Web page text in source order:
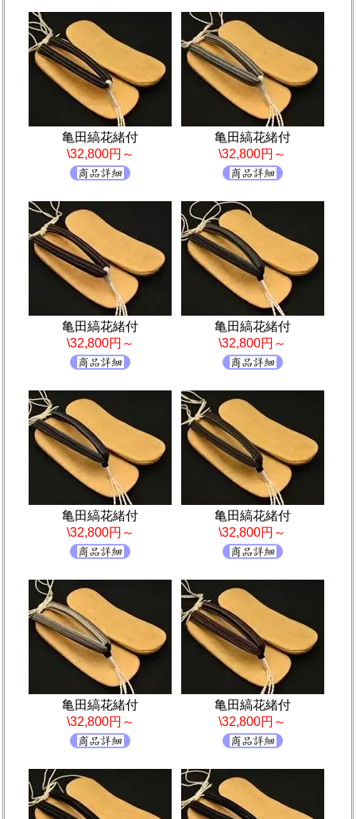
亀田縞花緒付
\32,800円～
亀田縞花緒付
\32,800円～
亀田縞花緒付
\32,800円～
亀田縞花緒付
\32,800円～
亀田縞花緒付
\32,800円～
亀田縞花緒付
\32,800円～
亀田縞花緒付
\32,800円～
亀田縞花緒付
\32,800円～